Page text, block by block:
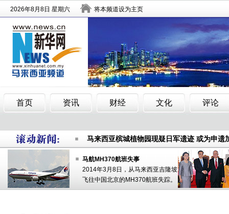
马来西亚举行第21届巴西古当国际风筝节
马来西亚槟城植物园现疑日军遗迹 或为申遗
紧张与乐趣同在：50米空中餐厅 边享美食边
马来西亚举行第21届巴西古当国际风筝节
马来西亚槟城植物园现疑日军遗迹 或为申遗
马航MH370航班失事
2014年3月8日，从马来西亚吉隆坡
飞往中国北京的MH370航班失踪。